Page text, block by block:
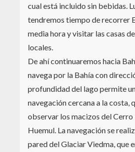
cual está incluido sin bebidas.
tendremos tiempo de recorrer
media hora y visitar las casas
locales.
De ahí continuaremos hacia
navega por la Bahía con
profundidad del lago permite
navegación cercana a la costa,
observar los macizos del
Huemul. La navegación se
pared del Glaciar Viedma, que